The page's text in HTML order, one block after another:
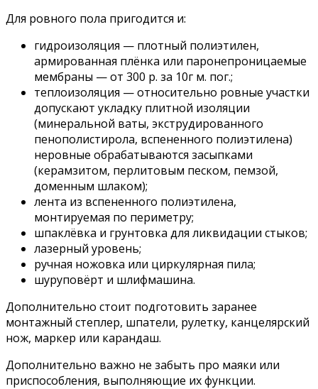
Для ровного пола пригодится и:
гидроизоляция — плотный полиэтилен,
армированная плёнка или паронепроницаемые
мембраны — от 300 р. за 10г м. пог.;
теплоизоляция — относительно ровные участки
допускают укладку плитной изоляции
(минеральной ваты, экструдированного
пенополистирола, вспененного полиэтилена)
неровные обрабатываются засыпками
(керамзитом, перлитовым песком, пемзой,
доменным шлаком);
лента из вспененного полиэтилена,
монтируемая по периметру;
шпаклёвка и грунтовка для ликвидации стыков;
лазерный уровень;
ручная ножовка или циркулярная пила;
шуруповёрт и шлифмашина.
Дополнительно стоит подготовить заранее
монтажный степлер, шпатели, рулетку, канцелярский
нож, маркер или карандаш.
Дополнительно важно не забыть про маяки или
приспособления, выполняющие их функции.